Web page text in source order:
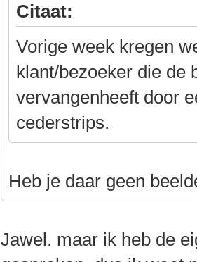
Citaat:
Vorige week kregen
klant/bezoeker die de
vervangenheeft door
cederstrips.
Heb je daar geen
Jawel. maar ik heb de